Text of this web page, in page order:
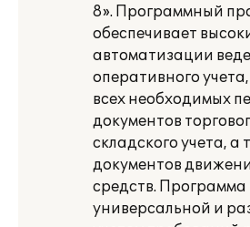
8». Программный
обеспечивает
автоматизации
оперативного
всех необходимых
документов
складского учета, а
документов
средств. Программа
универсальной и